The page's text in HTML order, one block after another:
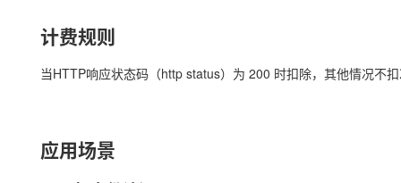
计费规则
当HTTP响应状态码（http status）为 200 时扣除，其他情况不
应用场景